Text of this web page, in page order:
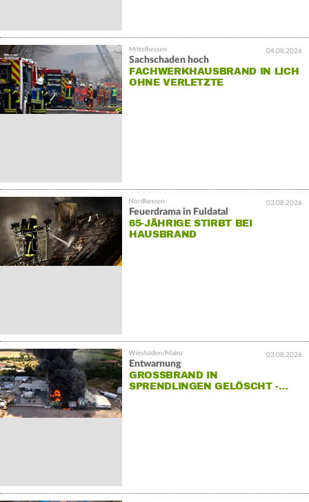
04.08.2026
Sachschaden hoch
FACHWERKHAUSBRAND IN LICH
OHNE VERLETZTE
03.08.2026
Feuerdrama in Fuldatal
65-JÄHRIGE STIRBT BEI
HAUSBRAND
03.08.2026
Entwarnung
GROSSBRAND IN S
PRENDLINGEN GELÖSCHT -…